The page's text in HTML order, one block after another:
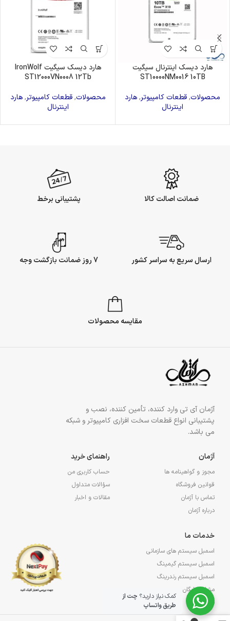
هارد دیسک اینترنال سیگیت
ST10000NM0016 10TB
محصولات,قطعات کامپیوتر,هارد
اینترنال
هارد دیسک سیگیت IronWolf
ST12000VN0008 12Tb
محصولات,قطعات کامپیوتر,هارد
اینترنال
ضمانت اصالت کالا پشتیبانی برخط
ارسال سریع به سراسر کشور 7 روز ضمانت بازگشت وجه
مقایسه محصولات
آژمان آی تی وارد کننده، تأمین کننده، نصب و
پشتیبانی انواع قطعات سخت افزاری کامپیوتر و شبکه
می باشد.
آژمان
مجوز و گواهینامه ها
قوانین فروشگاه
تماس با آژمان
درباره آژمان
راهنمای خرید
حساب کاربری من
سؤالات متداول
مقالات و اخبار
خدمات ما
اسمبل سیستم های سازمانی
اسمبل سیستم گیمینگ
اسمبل سیستم رندرینگ
مشاوره رایگان
پشتیبانی
کمک نیاز دارید؟ چت از
طریق واتساپ